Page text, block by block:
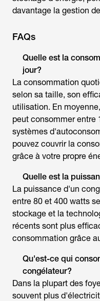
davantage la gestion
FAQs
Quelle est la
jour?
La consommation
selon sa taille, son
utilisation. En
peut consommer entre
systèmes
pouvez couvrir la
grâce à votre propre
Quelle est la
La puissance d'un
entre 80 et 400 watts
stockage et la
récents sont plus
consommation grâce
Qu'est-ce qui
congélateur?
Dans la plupart des
souvent plus